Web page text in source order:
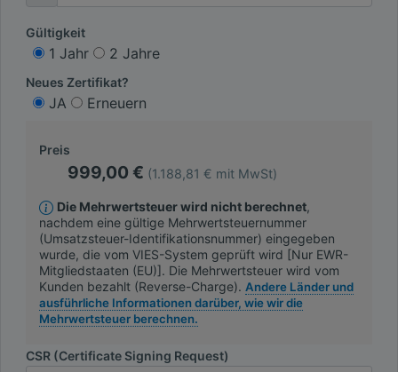
Gültigkeit
1 Jahr 2 Jahre
Neues Zertifikat?
JA Erneuern
Preis
999,00 € (1.188,81 € mit MwSt)
Die Mehrwertsteuer wird nicht berechnet,
nachdem eine gültige Mehrwertsteuernummer
(Umsatzsteuer-Identifikationsnummer) eingegeben
wurde, die vom VIES-System geprüft wird [Nur EWR-
Mitgliedstaaten (EU)]. Die Mehrwertsteuer wird vom
Kunden bezahlt (Reverse-Charge). Andere Länder und
ausführliche Informationen darüber, wie wir die
Mehrwertsteuer berechnen.
CSR (Certificate Signing Request)